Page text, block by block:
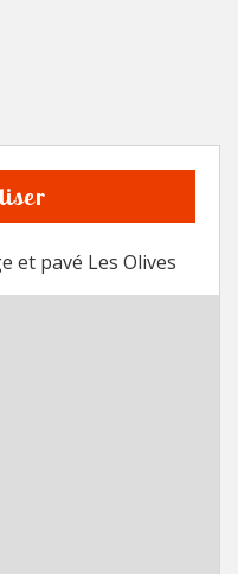
et pavé Les Olives